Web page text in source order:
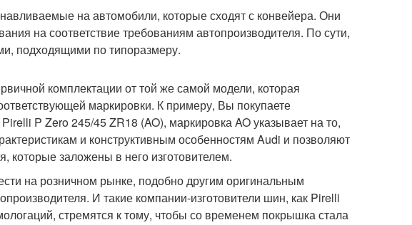
на автомобили, которые сходят с конвейера. Они
на соответствие требованиям автопроизводителя. По сути,
подходящими по типоразмеру.
комплектации от той же самой модели, которая
маркировки. К примеру, Вы покупаете
P Zero 245/45 ZR18 (AO), маркировка AO указывает на то,
и конструктивным особенностям Audi и позволяют
которые заложены в него изготовителем.
на розничном рынке, подобно другим оригинальным
И такие компании-изготовители шин, как Pirelli
стремятся к тому, чтобы со временем покрышка стала